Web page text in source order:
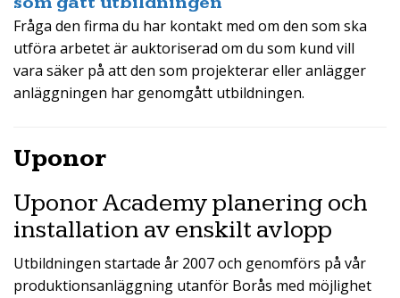
Fråga den firma du har kontakt med om den som ska
utföra arbetet är auktoriserad om du som kund vill
vara säker på att den som projekterar eller anlägger
anläggningen har genomgått utbildningen.
Uponor
Uponor Academy planering och
installation av enskilt avlopp
Utbildningen startade år 2007 och genomförs på vår
produktionsanläggning utanför Borås med möjlighet